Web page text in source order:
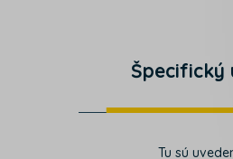
Špecifický
Tu sú